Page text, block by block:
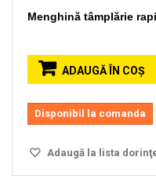
Menghină tâmplărie
ADAUGĂ ÎN COŞ
Disponibil la comanda
Adaugă la lista